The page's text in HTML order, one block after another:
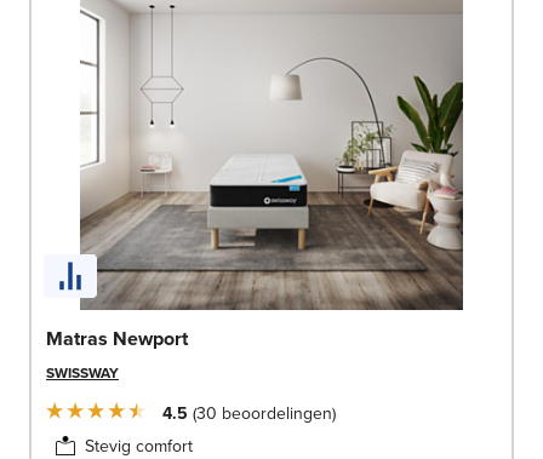
Matras Newport
SWISSWAY
4.5 30 beoordelingen
Stevig comfort